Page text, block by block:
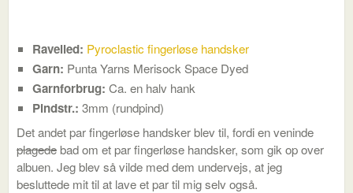
Ravelled: Pyroclastic fingerløse handsker
Garn: Punta Yarns Merisock Space Dyed
Garnforbrug: Ca. en halv hank
Pindstr.: 3mm (rundpind)
Det andet par fingerløse handsker blev til, fordi en veninde
plagedebad om et par fingerløse handsker, som gik op over
albuen. Jeg blev så vilde med dem undervejs, at jeg
besluttede mit til at lave et par til mig selv også.